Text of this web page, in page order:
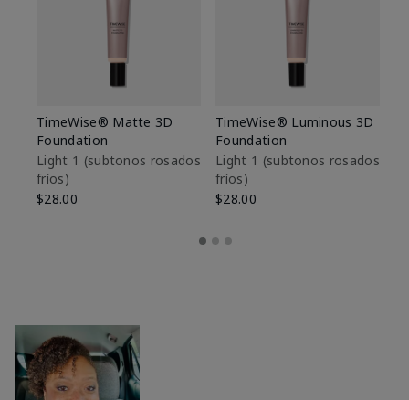
TimeWise® Matte 3D
Foundation
Light 1​ (subtonos rosados
fríos)
$28.00
TimeWise® Luminous 3D
Foundation
Light 1​ (subtonos rosados
fríos)
$28.00